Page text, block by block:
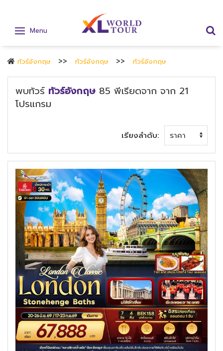
Menu
ทัวร์อังกฤษ ทัวร์อังกฤษ ทัวร์อังกฤษ
พบทัวร์ ทัวร์อังกฤษ 85 พีเรียดจาก จาก 21
โปรแกรม
เรียงลำดับ: